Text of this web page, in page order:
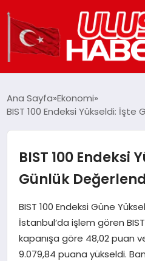
EKONOMI
SIYASET
EĞITIM
Ana Sayfa Ekonomi
BIST 100 Endeksi Yükseldi: İşte
BIST 100 Endeksi
Günlük
BIST 100 Endeksi Güne
İstanbul’da işlem gören
kapanışa göre 48,02 puan
9.079,84 puana yükseldi.